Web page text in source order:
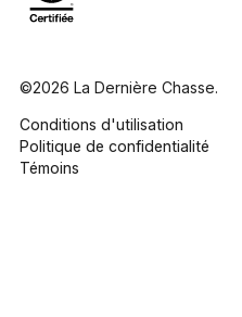
©2026 La Dernière Chasse.
Conditions d'utilisation
Politique de confidentialité
Témoins